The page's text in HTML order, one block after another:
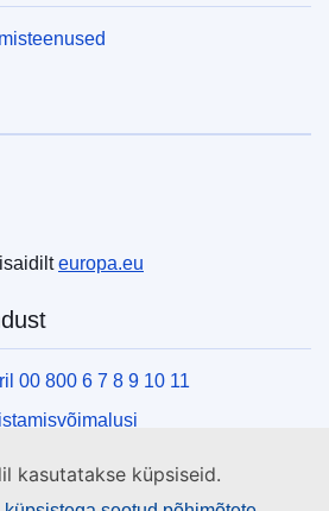
kasutatakse küpsiseid.
europa.eu
00 800 6 7 8 9 10 11
vahendusel